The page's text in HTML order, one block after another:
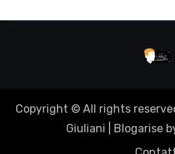
Copyright © All rights
Giuliani
Blogarise